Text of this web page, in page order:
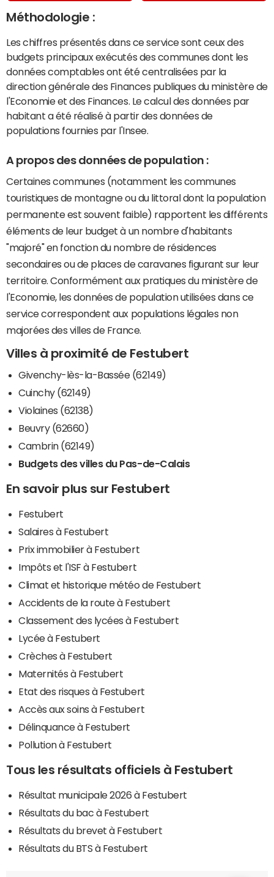
Méthodologie :
Les chiffres présentés dans ce service sont ceux des
budgets principaux exécutés des communes dont les
données comptables ont été centralisées par la
direction générale des Finances publiques du ministère de
l'Economie et des Finances. Le calcul des données par
habitant a été réalisé à partir des données de
populations fournies par l'Insee.
A propos des données de population :
Certaines communes (notamment les communes
touristiques de montagne ou du littoral dont la population
permanente est souvent faible) rapportent les différents
éléments de leur budget à un nombre d'habitants
"majoré" en fonction du nombre de résidences
secondaires ou de places de caravanes figurant sur leur
territoire. Conformément aux pratiques du ministère de
l'Economie, les données de population utilisées dans ce
service correspondent aux populations légales non
majorées des villes de France.
Villes à proximité de Festubert
Givenchy-lès-la-Bassée (62149)
Cuinchy (62149)
Violaines (62138)
Beuvry (62660)
Cambrin (62149)
Budgets des villes du Pas-de-Calais
En savoir plus sur Festubert
Festubert
Salaires à Festubert
Prix immobilier à Festubert
Impôts et l'ISF à Festubert
Climat et historique météo de Festubert
Accidents de la route à Festubert
Classement des lycées à Festubert
Lycée à Festubert
Crèches à Festubert
Maternités à Festubert
Etat des risques à Festubert
Accès aux soins à Festubert
Délinquance à Festubert
Pollution à Festubert
Tous les résultats officiels à Festubert
Résultat municipale 2026 à Festubert
Résultats du bac à Festubert
Résultats du brevet à Festubert
Résultats du BTS à Festubert